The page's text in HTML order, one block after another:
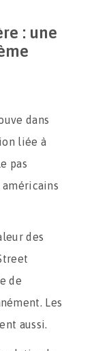
: une
dans
liée à
pas
des
de
Les
aussi.